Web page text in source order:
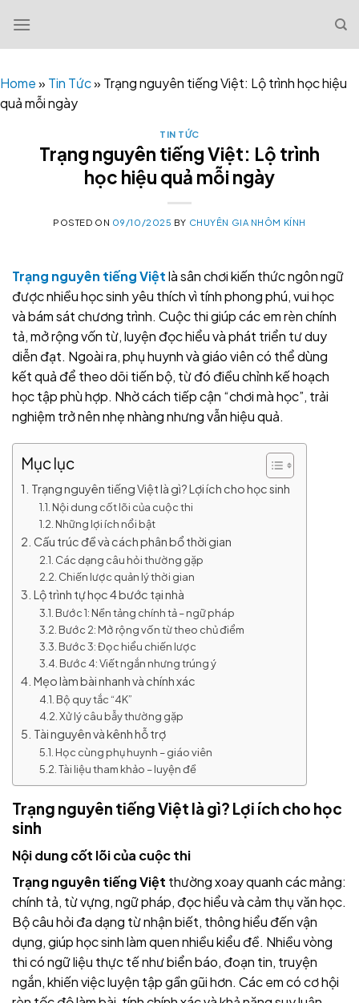
content
Home» Tin Tức» Trạng nguyên tiếng Việt: Lộ trình học hiệu
quả mỗi ngày
TIN TỨC
Trạng nguyên tiếng Việt: Lộ trình
học hiệu quả mỗi ngày
POSTED ON 09/10/2025 BY CHUYÊN GIA NHÔM KÍNH
Trạng nguyên tiếng Việtlà sân chơi kiến thức ngôn ngữ
được nhiều học sinh yêu thích vì tính phong phú, vui học
và bám sát chương trình. Cuộc thi giúp các em rèn chính
tả, mở rộng vốn từ, luyện đọc hiểu và phát triển tư duy
diễn đạt. Ngoài ra, phụ huynh và giáo viên có thể dùng
kết quả để theo dõi tiến bộ, từ đó điều chỉnh kế hoạch
học tập phù hợp. Nhờ cách tiếp cận “chơi mà học”, trải
nghiệm trở nên nhẹ nhàng nhưng vẫn hiệu quả.
Mục lục
Trạng nguyên tiếng Việt là gì? Lợi ích cho học sinh
Nội dung cốt lõi của cuộc thi
Những lợi ích nổi bật
Cấu trúc đề và cách phân bổ thời gian
Các dạng câu hỏi thường gặp
Chiến lược quản lý thời gian
Lộ trình tự học 4 bước tại nhà
Bước 1: Nền tảng chính tả – ngữ pháp
Bước 2: Mở rộng vốn từ theo chủ điểm
Bước 3: Đọc hiểu chiến lược
Bước 4: Viết ngắn nhưng trúng ý
Mẹo làm bài nhanh và chính xác
Bộ quy tắc “4K”
Xử lý câu bẫy thường gặp
Tài nguyên và kênh hỗ trợ
Học cùng phụ huynh – giáo viên
Tài liệu tham khảo – luyện đề
Trạng nguyên tiếng Việt là gì? Lợi ích cho học
sinh
Nội dung cốt lõi của cuộc thi
Trạng nguyên tiếng Việt thường xoay quanh các mảng:
chính tả, từ vựng, ngữ pháp, đọc hiểu và cảm thụ văn học.
Bộ câu hỏi đa dạng từ nhận biết, thông hiểu đến vận
dụng, giúp học sinh làm quen nhiều kiểu đề. Nhiều vòng
thi có ngữ liệu thực tế như biển báo, đoạn tin, truyện
ngắn, khiến việc luyện tập gần gũi hơn. Các em có cơ hội